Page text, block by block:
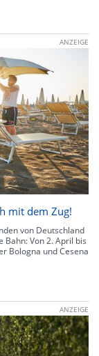
ANZEIGE
mit dem Zug!
von Deutschland
Von 2. April bis
Bologna und Cesena
ANZEIGE